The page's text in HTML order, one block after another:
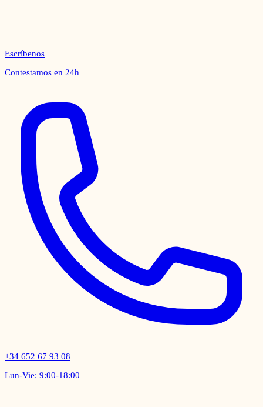
Escríbenos
Contestamos en 24h
+34 652 67 93 08
Lun-Vie: 9:00-18:00